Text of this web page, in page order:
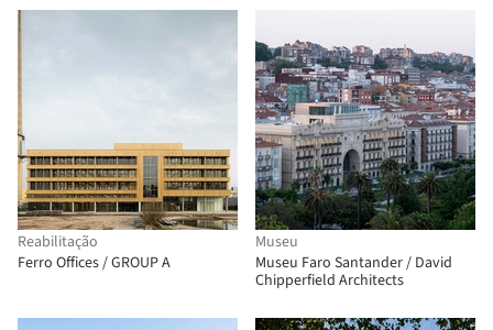
Reabilitação
Ferro Offices / GROUP A
Museu
Museu Faro Santander / David
Chipperfield Architects